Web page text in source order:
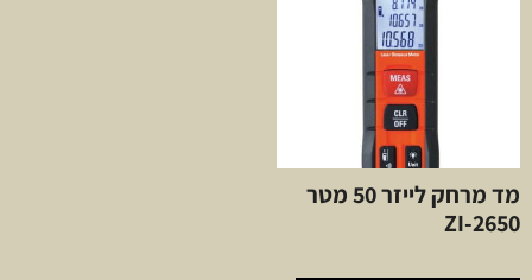
מד מרחק לייזר 50 מטר
ZI-2650